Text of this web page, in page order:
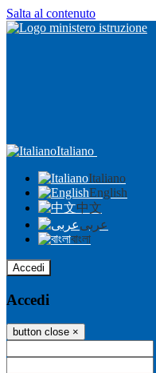
Salta al contenuto
Italiano
Italiano
English
中文
عربى
বাংলা
Accedi
Accedi
button close ×